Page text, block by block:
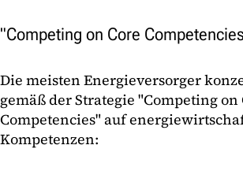
"Competing on Core
Die meisten Energieversorger
gemäß der Strategie "Competing on
Competencies" auf
Kompetenzen: